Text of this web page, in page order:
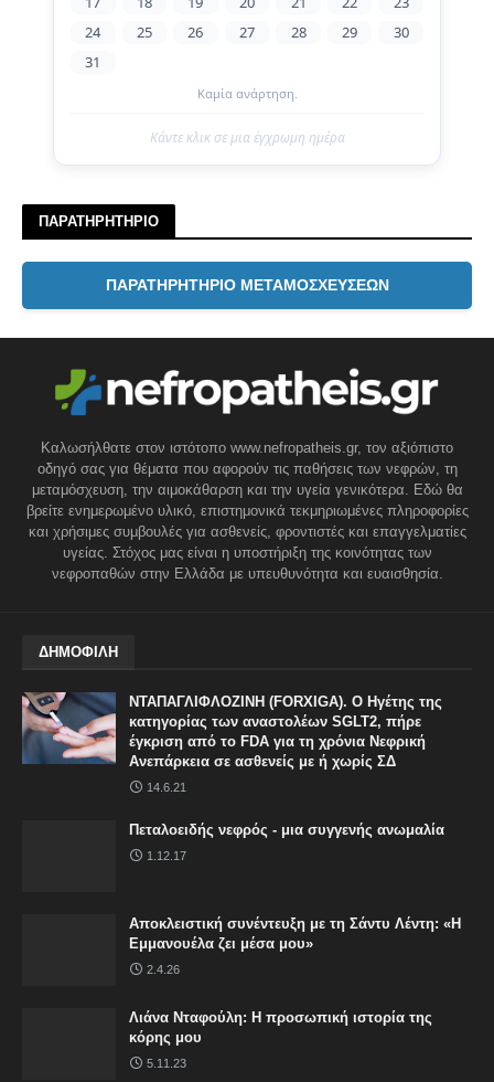
24
25 26 27 28 29
30
31
Καμία ανάρτηση.
Κάντε κλικ σε μια έγχρωμη ημέρα
ΠΑΡΑΤΗΡΗΤΗΡΙΟ
ΠΑΡΑΤΗΡΗΤΗΡΙΟ ΜΕΤΑΜΟΣΧΕΥΣΕΩΝ
Καλωσήλθατε στον ιστότοπο www.nefropatheis.gr, τον αξιόπιστο
οδηγό σας για θέματα που αφορούν τις παθήσεις των νεφρών, τη
μεταμόσχευση, την αιμοκάθαρση και την υγεία γενικότερα. Εδώ θα
βρείτε ενημερωμένο υλικό, επιστημονικά τεκμηριωμένες πληροφορίες
και χρήσιμες συμβουλές για ασθενείς, φροντιστές και επαγγελματίες
υγείας. Στόχος μας είναι η υποστήριξη της κοινότητας των
νεφροπαθών στην Ελλάδα με υπευθυνότητα και ευαισθησία.
ΔΗΜΟΦΙΛΗ
ΝΤΑΠΑΓΛΙΦΛΟΖΙΝΗ (FORXIGA). Ο Ηγέτης της
κατηγορίας των αναστολέων SGLT2, πήρε
έγκριση από το FDA για τη χρόνια Νεφρική
Ανεπάρκεια σε ασθενείς με ή χωρίς ΣΔ
14.6.21
Πεταλοειδής νεφρός - μια συγγενής ανωμαλία
1.12.17
Αποκλειστική συνέντευξη με τη Σάντυ Λέντη: «Η
Εμμανουέλα ζει μέσα μου»
2.4.26
Λιάνα Νταφούλη: Η προσωπική ιστορία της
κόρης μου
5.11.23